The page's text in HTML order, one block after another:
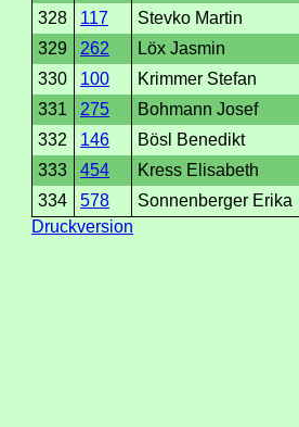
328
117
Stevko Martin
329
262
Löx Jasmin
330
100
Krimmer Stefan
331
275
Bohmann Josef
332
146
Bösl Benedikt
333
454
Kress Elisabeth
334
578
Sonnenberger Erika
Druckversion